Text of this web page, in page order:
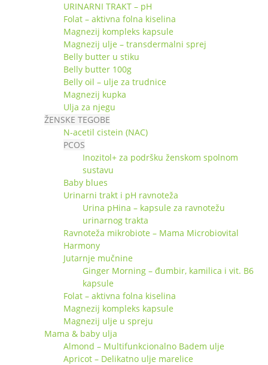
URINARNI TRAKT – pH
Folat – aktivna folna kiselina
Magnezij kompleks kapsule
Magnezij ulje – transdermalni sprej
Belly butter u stiku
Belly butter 100g
Belly oil – ulje za trudnice
Magnezij kupka
Ulja za njegu
ŽENSKE TEGOBE
N-acetil cistein (NAC)
PCOS
Inozitol+ za podršku ženskom spolnom
sustavu
Baby blues
Urinarni trakt i pH ravnoteža
Urina pHina – kapsule za ravnotežu
urinarnog trakta
Ravnoteža mikrobiote – Mama Microbiovital
Harmony
Jutarnje mučnine
Ginger Morning – đumbir, kamilica i vit. B6
kapsule
Folat – aktivna folna kiselina
Magnezij kompleks kapsule
Magnezij ulje u spreju
Mama & baby ulja
Almond – Multifunkcionalno Badem ulje
Apricot – Delikatno ulje marelice